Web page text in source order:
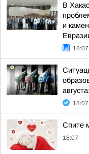
В
и
18:07
августа:
18:07
Спите
18:07